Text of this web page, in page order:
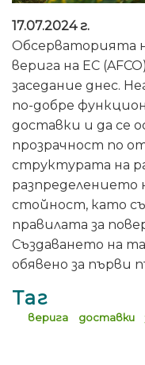
17.07.2024 г.
Обсерваторията
верига на ЕС
заседание днес.
по-добре
доставки и да се
прозрачност по
структурата на
разпределението
стойност, като
правилата за
Създаването на
обявено за първи
Таг
верига доставки